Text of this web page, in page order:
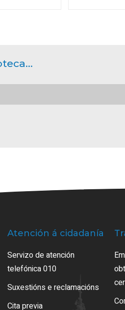
Atención á cidadanía
Servizo de atención
telefónica 010
Suxestións e reclamacións
Cita previa